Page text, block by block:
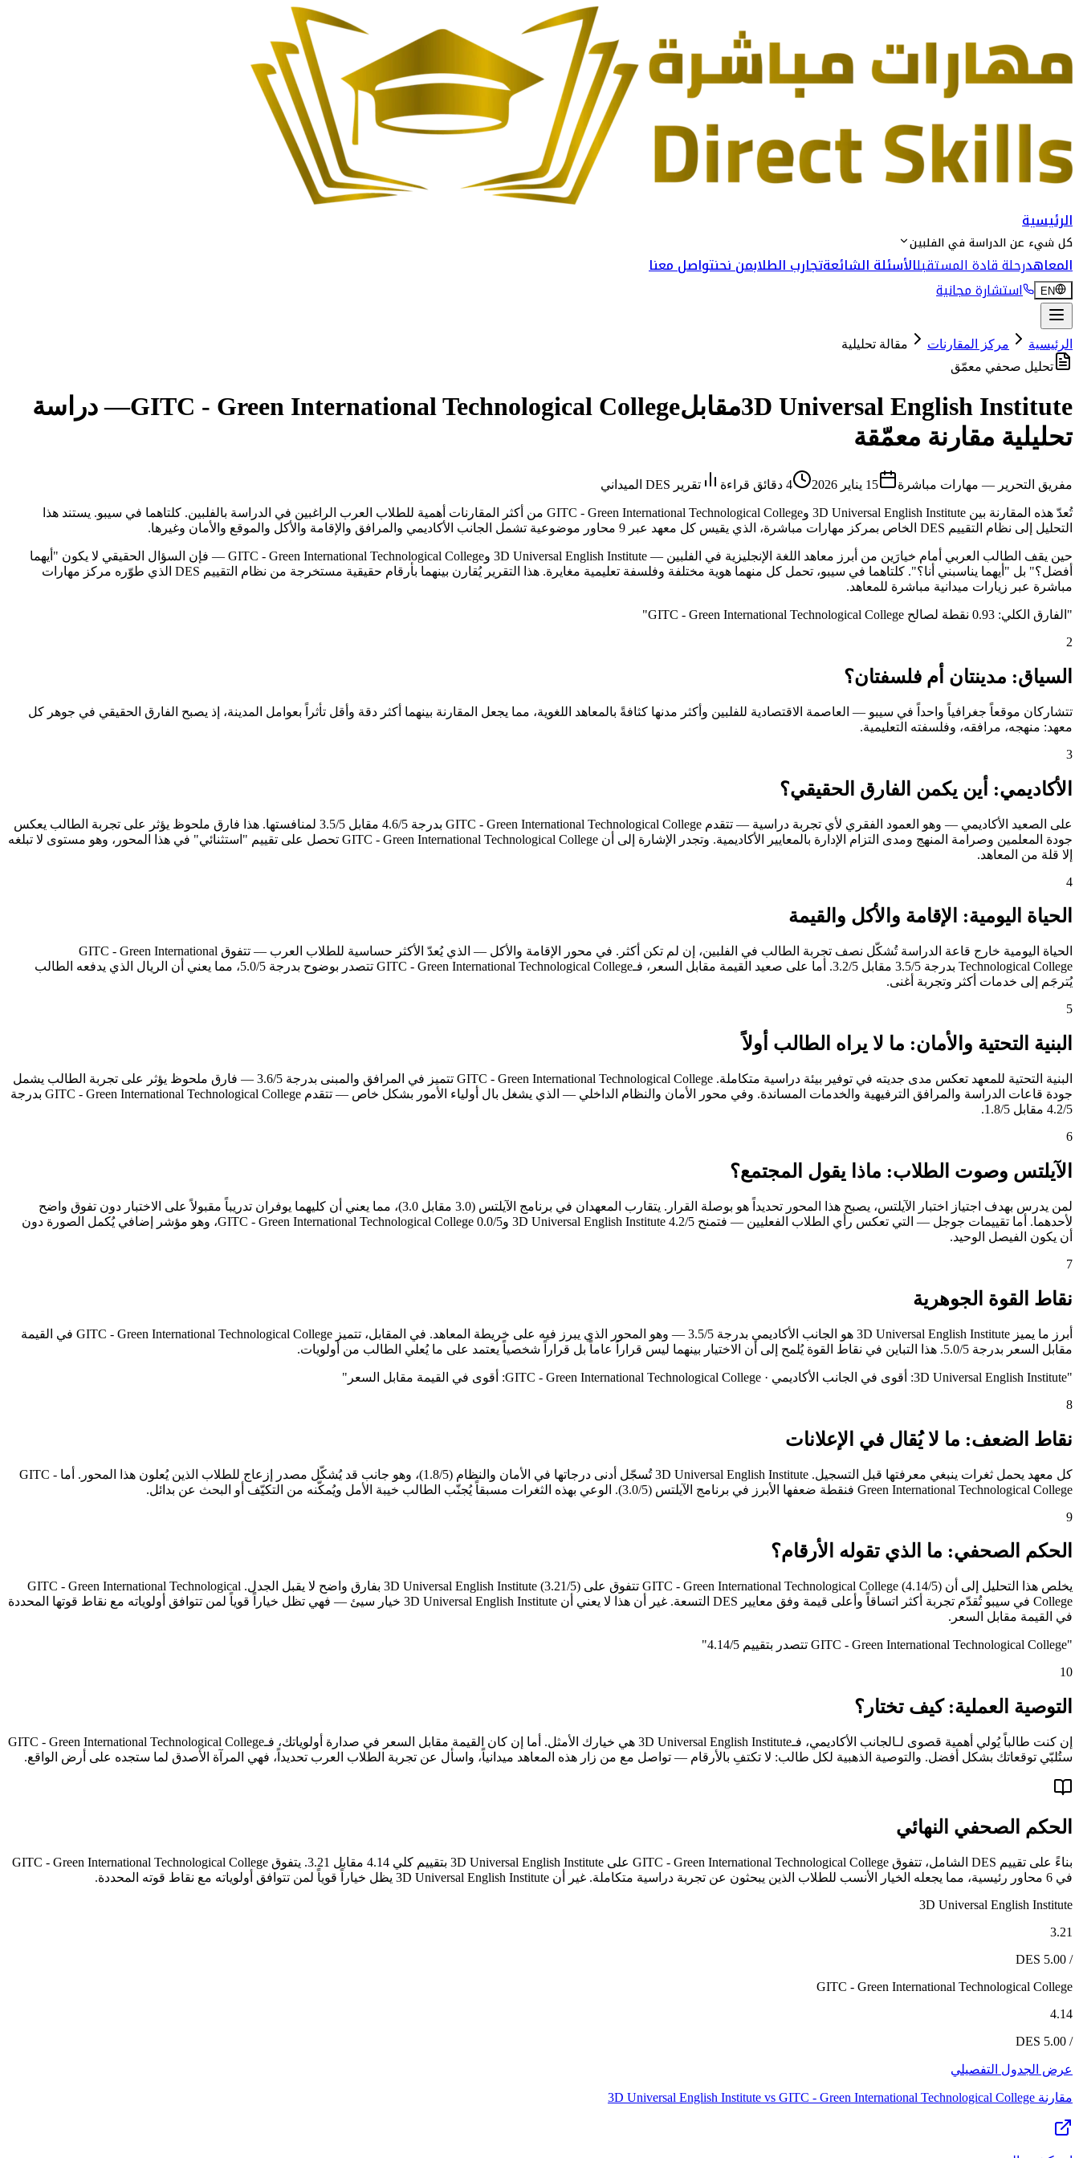
الرئيسية
كل شيء عن الدراسة في الفلبين
المعاهدرحلة قادة المستقبلالأسئلة الشائعةتجارب الطلابمن نحنتواصل معنا
EN استشارة مجانية
الرئيسية مركز المقارنات
مقالة تحليلية
تحليل صحفي معمّق
3D Universal English InstituteمقابلGITC - Green International Technological College— دراسة
تحليلية مقارنة معمّقة
مفريق التحرير — مهارات مباشرة 15 يناير 2026 4 دقائق قراءة تقرير DES الميداني
تُعدّ هذه المقارنة بين 3D Universal English Institute وGITC - Green International Technological College من أكثر المقارنات أهمية للطلاب العرب الراغبين في الدراسة بالفلبين. كلتاهما في سيبو. يستند هذا
التحليل إلى نظام التقييم DES الخاص بمركز مهارات مباشرة، الذي يقيس كل معهد عبر 9 محاور موضوعية تشمل الجانب الأكاديمي والمرافق والإقامة والأكل والموقع والأمان وغيرها.
حين يقف الطالب العربي أمام خيارَين من أبرز معاهد اللغة الإنجليزية في الفلبين — 3D Universal English Institute وGITC - Green International Technological College — فإن السؤال الحقيقي لا يكون "أيهما
أفضل؟" بل "أيهما يناسبني أنا؟". كلتاهما في سيبو، تحمل كل منهما هوية مختلفة وفلسفة تعليمية مغايرة. هذا التقرير يُقارن بينهما بأرقام حقيقية مستخرجة من نظام التقييم DES الذي طوّره مركز مهارات
مباشرة عبر زيارات ميدانية مباشرة للمعاهد.
" الفارق الكلي: 0.93 نقطة لصالح GITC - Green International Technological College
"
2
السياق: مدينتان أم فلسفتان؟
تتشاركان موقعاً جغرافياً واحداً في سيبو — العاصمة الاقتصادية للفلبين وأكثر مدنها كثافةً بالمعاهد اللغوية، مما يجعل المقارنة بينهما أكثر دقة وأقل تأثراً بعوامل المدينة، إذ يصبح الفارق الحقيقي في جوهر كل
معهد: منهجه، مرافقه، وفلسفته التعليمية.
3
الأكاديمي: أين يكمن الفارق الحقيقي؟
على الصعيد الأكاديمي — وهو العمود الفقري لأي تجربة دراسية — تتقدم GITC - Green International Technological College بدرجة 4.6/5 مقابل 3.5/5 لمنافستها. هذا فارق ملحوظ يؤثر على تجربة الطالب يعكس
جودة المعلمين وصرامة المنهج ومدى التزام الإدارة بالمعايير الأكاديمية. وتجدر الإشارة إلى أن GITC - Green International Technological College تحصل على تقييم "استثنائي" في هذا المحور، وهو مستوى لا تبلغه
إلا قلة من المعاهد.
4
الحياة اليومية: الإقامة والأكل والقيمة
الحياة اليومية خارج قاعة الدراسة تُشكّل نصف تجربة الطالب في الفلبين، إن لم تكن أكثر. في محور الإقامة والأكل — الذي يُعدّ الأكثر حساسية للطلاب العرب — تتفوق GITC - Green International
Technological College بدرجة 3.5/5 مقابل 3.2/5. أما على صعيد القيمة مقابل السعر، فـGITC - Green International Technological College تتصدر بوضوح بدرجة 5.0/5، مما يعني أن الريال الذي يدفعه الطالب
يُترجَم إلى خدمات أكثر وتجربة أغنى.
5
البنية التحتية والأمان: ما لا يراه الطالب أولاً
البنية التحتية للمعهد تعكس مدى جديته في توفير بيئة دراسية متكاملة. GITC - Green International Technological College تتميز في المرافق والمبنى بدرجة 3.6/5 — فارق ملحوظ يؤثر على تجربة الطالب يشمل
جودة قاعات الدراسة والمرافق الترفيهية والخدمات المساندة. وفي محور الأمان والنظام الداخلي — الذي يشغل بال أولياء الأمور بشكل خاص — تتقدم GITC - Green International Technological College بدرجة
4.2/5 مقابل 1.8/5.
6
الآيلتس وصوت الطلاب: ماذا يقول المجتمع؟
لمن يدرس بهدف اجتياز اختبار الآيلتس، يصبح هذا المحور تحديداً هو بوصلة القرار. يتقارب المعهدان في برنامج الآيلتس (3.0 مقابل 3.0)، مما يعني أن كليهما يوفران تدريباً مقبولاً على الاختبار دون تفوق واضح
لأحدهما. أما تقييمات جوجل — التي تعكس رأي الطلاب الفعليين — فتمنح 3D Universal English Institute 4.2/5 وGITC - Green International Technological College 0.0/5، وهو مؤشر إضافي يُكمل الصورة دون
أن يكون الفيصل الوحيد.
7
نقاط القوة الجوهرية
أبرز ما يميز 3D Universal English Institute هو الجانب الأكاديمي بدرجة 3.5/5 — وهو المحور الذي يبرز فيه على خريطة المعاهد. في المقابل، تتميز GITC - Green International Technological College في القيمة
مقابل السعر بدرجة 5.0/5. هذا التباين في نقاط القوة يُلمح إلى أن الاختيار بينهما ليس قراراً عاماً بل قراراً شخصياً يعتمد على ما يُعلي الطالب من أولويات.
"3D Universal English Institute: أقوى في الجانب الأكاديمي · GITC - Green International Technological College: أقوى في القيمة مقابل السعر
"
8
نقاط الضعف: ما لا يُقال في الإعلانات
كل معهد يحمل ثغرات ينبغي معرفتها قبل التسجيل. 3D Universal English Institute تُسجّل أدنى درجاتها في الأمان والنظام (1.8/5)، وهو جانب قد يُشكّل مصدر إزعاج للطلاب الذين يُعلون هذا المحور. أما GITC -
Green International Technological College فنقطة ضعفها الأبرز في برنامج الآيلتس (3.0/5). الوعي بهذه الثغرات مسبقاً يُجنّب الطالب خيبة الأمل ويُمكّنه من التكيّف أو البحث عن بدائل.
9
الحكم الصحفي: ما الذي تقوله الأرقام؟
يخلص هذا التحليل إلى أن GITC - Green International Technological College (4.14/5) تتفوق على 3D Universal English Institute (3.21/5) بفارق واضح لا يقبل الجدل. GITC - Green International Technological
College في سيبو تُقدّم تجربة أكثر اتساقاً وأعلى قيمة وفق معايير DES التسعة. غير أن هذا لا يعني أن 3D Universal English Institute خيار سيئ — فهي تظل خياراً قوياً لمن تتوافق أولوياته مع نقاط قوتها المحددة
في القيمة مقابل السعر.
"GITC - Green International Technological College تتصدر بتقييم 4.14/5
"
10
التوصية العملية: كيف تختار؟
إن كنت طالباً يُولي أهمية قصوى لـالجانب الأكاديمي، فـ3D Universal English Institute هي خيارك الأمثل. أما إن كان القيمة مقابل السعر في صدارة أولوياتك، فـGITC - Green International Technological College
ستُلبّي توقعاتك بشكل أفضل. والتوصية الذهبية لكل طالب: لا تكتفِ بالأرقام — تواصل مع من زار هذه المعاهد ميدانياً، واسأل عن تجربة الطلاب العرب تحديداً، فهي المرآة الأصدق لما ستجده على أرض الواقع.
الحكم الصحفي النهائي
بناءً على تقييم DES الشامل، تتفوق GITC - Green International Technological College على 3D Universal English Institute بتقييم كلي 4.14 مقابل 3.21. يتفوق GITC - Green International Technological College
في 6 محاور رئيسية، مما يجعله الخيار الأنسب للطلاب الذين يبحثون عن تجربة دراسية متكاملة. غير أن 3D Universal English Institute يظل خياراً قوياً لمن تتوافق أولوياته مع نقاط قوته المحددة.
3D Universal English Institute
3.21
/ 5.00 DES
GITC - Green International Technological College
4.14
/ 5.00 DES
عرض الجدول التفصيلي
مقارنة 3D Universal English Institute vs GITC - Green International Technological College